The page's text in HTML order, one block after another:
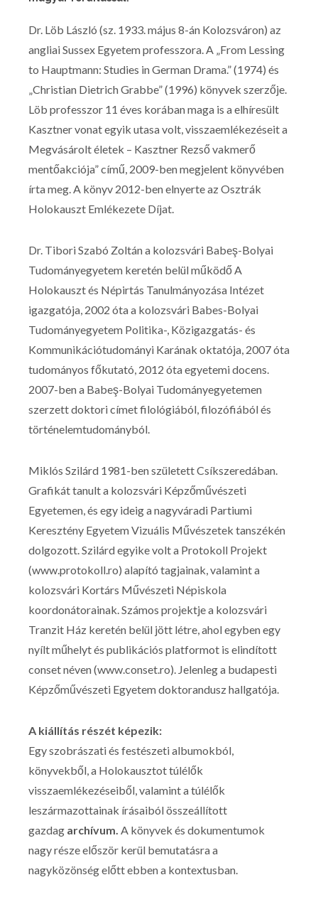
Dr. Löb László (sz. 1933. május 8-án Kolozsváron) az
angliai Sussex Egyetem professzora. A „From Lessing
to Hauptmann: Studies in German Drama.” (1974) és
„Christian Dietrich Grabbe” (1996) könyvek szerzője.
Löb professzor 11 éves korában maga is a elhíresült
Kasztner vonat egyik utasa volt, visszaemlékezéseit a
Megvásárolt életek – Kasztner Rezső vakmerő
mentőakciója” című, 2009-ben megjelent könyvében
írta meg. A könyv 2012-ben elnyerte az Osztrák
Holokauszt Emlékezete Díjat.
Dr. Tibori Szabó Zoltán a kolozsvári Babeş-Bolyai
Tudományegyetem keretén belül működő A
Holokauszt és Népirtás Tanulmányozása Intézet
igazgatója, 2002 óta a kolozsvári Babes-Bolyai
Tudományegyetem Politika-, Közigazgatás- és
Kommunikációtudományi Karának oktatója, 2007 óta
tudományos főkutató, 2012 óta egyetemi docens.
2007-ben a Babeş-Bolyai Tudományegyetemen
szerzett doktori címet filológiából, filozófiából és
történelemtudományból.
Miklós Szilárd 1981-ben született Csíkszeredában.
Grafikát tanult a kolozsvári Képzőművészeti
Egyetemen, és egy ideig a nagyváradi Partiumi
Keresztény Egyetem Vizuális Művészetek tanszékén
dolgozott. Szilárd egyike volt a Protokoll Projekt
(www.protokoll.ro) alapító tagjainak, valamint a
kolozsvári Kortárs Művészeti Népiskola
koordonátorainak. Számos projektje a kolozsvári
Tranzit Ház keretén belül jött létre, ahol egyben egy
nyílt műhelyt és publikációs platformot is elindított
conset néven (www.conset.ro). Jelenleg a budapesti
Képzőművészeti Egyetem doktorandusz hallgatója.
A kiállítás részét képezik:
Egy szobrászati és festészeti albumokból,
könyvekből, a Holokausztot túlélők
visszaemlékezéseiből, valamint a túlélők
leszármazottainak írásaiból összeállított
gazdag archívum. A könyvek és dokumentumok
nagy része először kerül bemutatásra a
nagyközönség előtt ebben a kontextusban.